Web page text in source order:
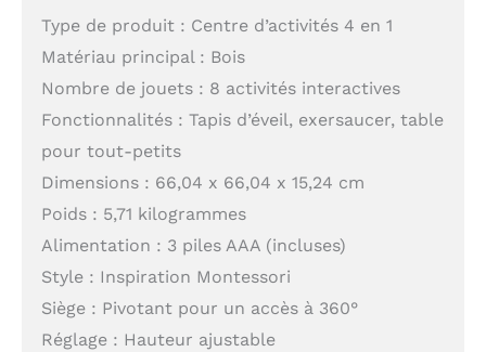
Type de produit : Centre d’activités 4 en 1
Matériau principal : Bois
Nombre de jouets : 8 activités interactives
Fonctionnalités : Tapis d’éveil, exersaucer, table
pour tout-petits
Dimensions : 66,04 x 66,04 x 15,24 cm
Poids : 5,71 kilogrammes
Alimentation : 3 piles AAA (incluses)
Style : Inspiration Montessori
Siège : Pivotant pour un accès à 360°
Réglage : Hauteur ajustable